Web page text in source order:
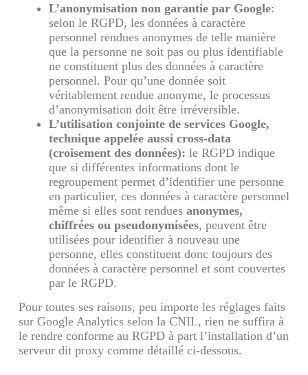
L’anonymisation non garantie par Google:
selon le RGPD, les données à caractère
personnel rendues anonymes de telle manière
que la personne ne soit pas ou plus identifiable
ne constituent plus des données à caractère
personnel. Pour qu’une donnée soit
véritablement rendue anonyme, le processus
d’anonymisation doit être irréversible.
L’utilisation conjointe de services Google,
technique appelée aussi cross-data
(croisement des données): le RGPD indique
que si différentes informations dont le
regroupement permet d’identifier une personne
en particulier, ces données à caractère personnel
même si elles sont rendues anonymes,
chiffrées ou pseudonymisées, peuvent être
utilisées pour identifier à nouveau une
personne, elles constituent donc toujours des
données à caractère personnel et sont couvertes
par le RGPD.
Pour toutes ses raisons, peu importe les réglages faits
sur Google Analytics selon la CNIL, rien ne suffira à
le rendre conforme au RGPD à part l’installation d’un
serveur dit proxy comme détaillé ci-dessous.